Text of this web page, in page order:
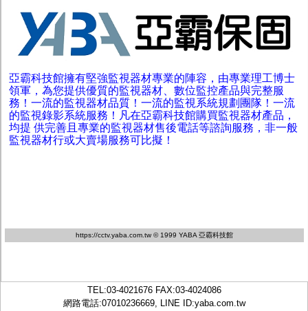
亞霸科技館擁有堅強監視器材專業的陣容，由專業理工博士
領軍，為您提供優質的監視器材、數位監控產品與完整服
務！一流的監視器材品質！一流的監視系統規劃團隊！一流
的監視錄影系統服務！凡在亞霸科技館購買監視器材產品，
均提 供完善且專業的監視器材售後電話等諮詢服務，非一般
監視器材行或大賣場服務可比擬！
https://cctv.yaba.com.tw © 1999 YABA 亞霸科技館
TEL:03-4021676FAX:03-4024086
網路電話:07010236669, LINE ID:yaba.com.tw